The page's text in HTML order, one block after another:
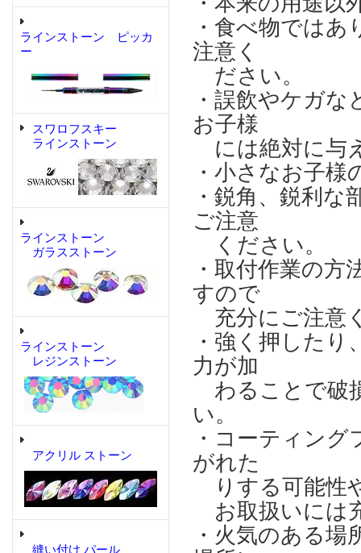
ラインストーン ピッカ
ー
スワロフスキー
ラインストーン
ラインストーン
ガラスストーン
ラインストーン
レジンストーン
アクリル ストーン
縫い付け パール
・食べ物では
注意く
ださい。
・誤飲やケガ
お子様
には絶対に与
・小さなお子
・鋭角、鋭利
ご注意
ください。
・取付作業の
すので
充分にご注意
・強く押した
力が加
わることで破
い。
・コーティン
がれた
りする可能性
お取扱いには
・火気のある場